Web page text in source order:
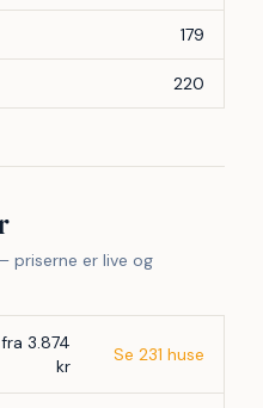
179
220
priserne er live og
fra 3.874
kr
Se 231 huse